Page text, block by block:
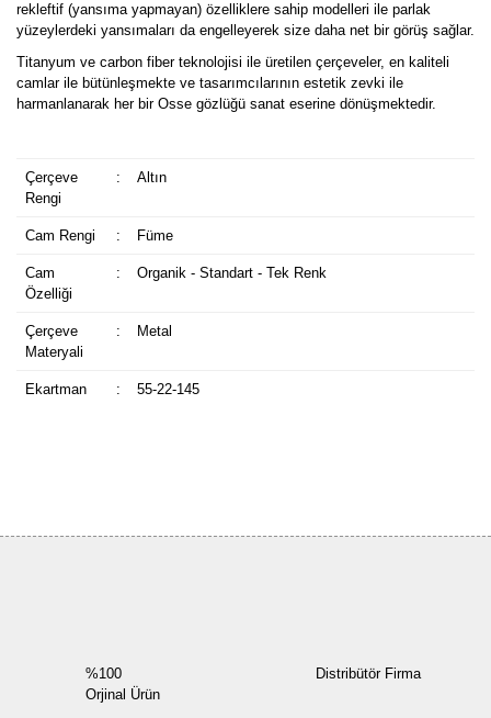
rekleftif (yansıma yapmayan) özelliklere sahip modelleri ile parlak
yüzeylerdeki yansımaları da engelleyerek size daha net bir görüş sağlar.
Titanyum ve carbon fiber teknolojisi ile üretilen çerçeveler, en kaliteli
camlar ile bütünleşmekte ve tasarımcılarının estetik zevki ile
harmanlanarak her bir Osse gözlüğü sanat eserine dönüşmektedir.
Çerçeve
Rengi
: Altın
Cam Rengi : Füme
Cam
Özelliği
: Organik - Standart - Tek Renk
Çerçeve
Materyali
: Metal
Ekartman : 55-22-145
%100
Orjinal Ürün
Distribütör Firma